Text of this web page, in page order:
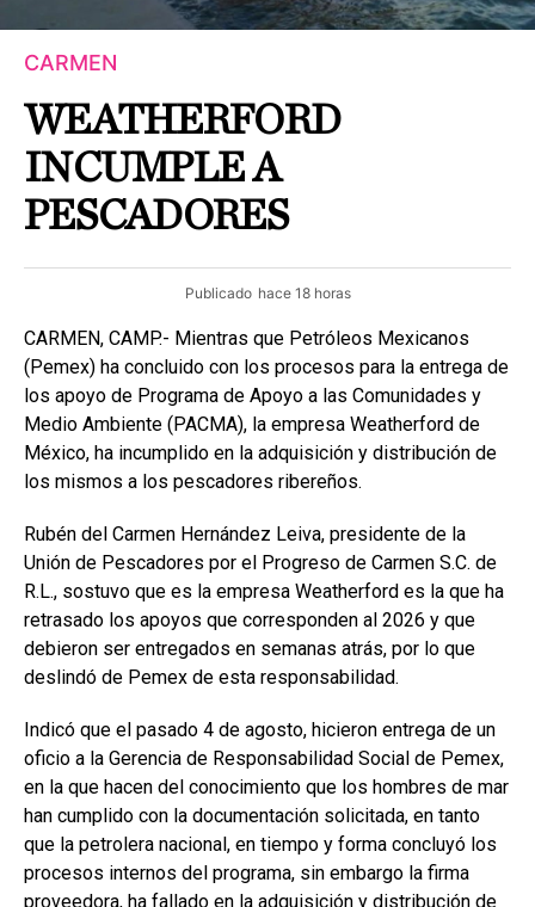
CARMEN
WEATHERFORD
INCUMPLE A
PESCADORES
Publicado hace 18 horas
CARMEN, CAMP.- Mientras que Petróleos Mexicanos
(Pemex) ha concluido con los procesos para la entrega de
los apoyo de Programa de Apoyo a las Comunidades y
Medio Ambiente (PACMA), la empresa Weatherford de
México, ha incumplido en la adquisición y distribución de
los mismos a los pescadores ribereños.
Rubén del Carmen Hernández Leiva, presidente de la
Unión de Pescadores por el Progreso de Carmen S.C. de
R.L., sostuvo que es la empresa Weatherford es la que ha
retrasado los apoyos que corresponden al 2026 y que
debieron ser entregados en semanas atrás, por lo que
deslindó de Pemex de esta responsabilidad.
Indicó que el pasado 4 de agosto, hicieron entrega de un
oficio a la Gerencia de Responsabilidad Social de Pemex,
en la que hacen del conocimiento que los hombres de mar
han cumplido con la documentación solicitada, en tanto
que la petrolera nacional, en tiempo y forma concluyó los
procesos internos del programa, sin embargo la firma
proveedora, ha fallado en la adquisición y distribución de